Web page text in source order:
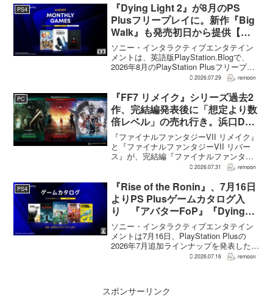
PS4
『Dying Light 2』が8月のPS
Plusフリープレイに。新作『Big
Walk』も発売初日から提供【海
外発表】
ソニー・インタラクティブエンタテイン
メントは、英語版PlayStation.Blogで、
2026年8月のPlayStation Plusフリープレ
イとして『Dying Light 2 Stay Human:
2026.07.29 remoon
PC
『FF7 リメイク』シリーズ過去2
作、完結編発表後に「想定より数
倍レベル」の売れ行き。浜口Dが
明かす
『ファイナルファンタジーVII リメイク』
と『ファイナルファンタジーVII リバー
ス』が、完結編『ファイナルファンタジ
ーVII リベレーション』の発表後、「我々
ると、シリーズディレクターの浜口直樹
氏がAU...
2026.07.31 remoon
PS4
『Rise of the Ronin』、7月16日
よりPS Plusゲームカタログ入
り 『アバターFoP』『Dying
Light』なども順次配信
ソニー・インタラクティブエンタテイン
メントは7月16日、PlayStation Plusの
2026年7月追加ラインナップを発表した。
幕末の日本を舞台とするTeam NINJAのオ
2026.07.16 remoon
スポンサーリンク